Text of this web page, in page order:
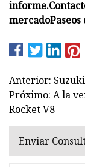
informe.
mercado
Anterior:
Próximo: A la
Rocket V8
Enviar